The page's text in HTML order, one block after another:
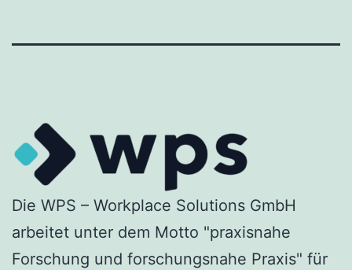
Die WPS – Workplace Solutions GmbH
arbeitet unter dem Motto "praxisnahe
Forschung und forschungsnahe Praxis" für